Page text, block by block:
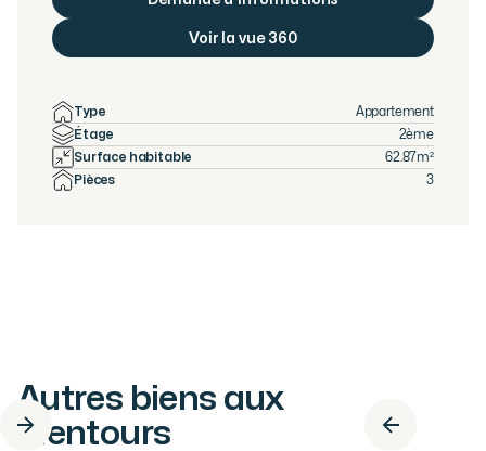
Voir la vue 360
Type
Appartement
Étage
2ème
Surface habitable
62.87m²
Pièces
3
Autres biens aux
alentours